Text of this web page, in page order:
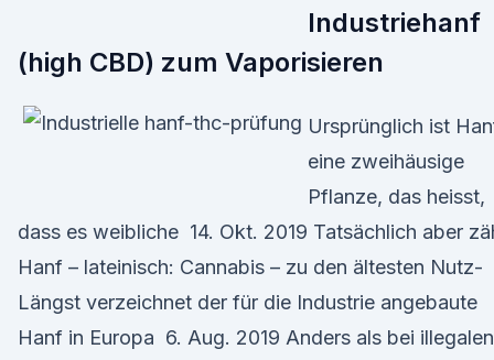
Industriehanf
(high CBD) zum Vaporisieren
Ursprünglich ist
eine zweihäusige
Pflanze, das heisst,
dass es weibliche 14. Okt. 2019 Tatsächlich aber
Hanf – lateinisch: Cannabis – zu den ältesten Nutz-
Längst verzeichnet der für die Industrie angebaute
Hanf in Europa 6. Aug. 2019 Anders als bei illegalen